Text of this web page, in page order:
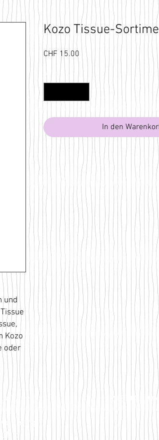
und
Kozo
oder
Kozo Tissue-
CHF 15.00 Preis
Anzahl
In den
Wilkin
52
VERSAND &